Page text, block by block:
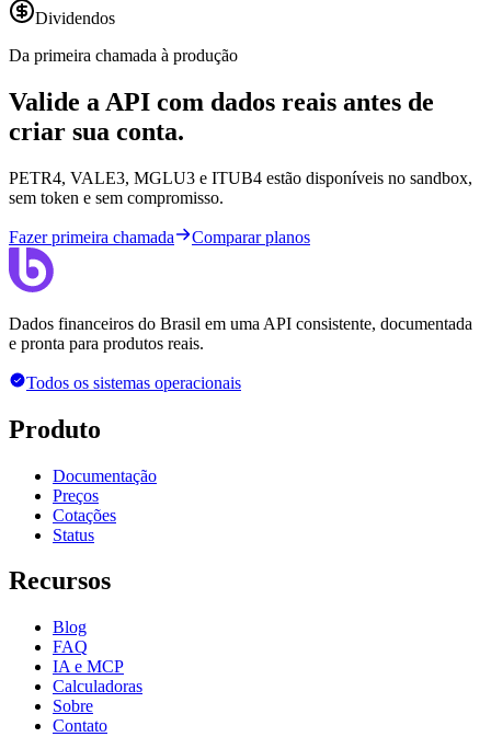
Dividendos
Da primeira chamada à produção
Valide a API com dados reais antes de
criar sua conta.
PETR4, VALE3, MGLU3 e ITUB4 estão disponíveis no sandbox,
sem token e sem compromisso.
Fazer primeira chamada Comparar planos
Dados financeiros do Brasil em uma API consistente, documentada
e pronta para produtos reais.
Todos os sistemas operacionais
Produto
Documentação
Preços
Cotações
Status
Recursos
Blog
FAQ
IA e MCP
Calculadoras
Sobre
Contato